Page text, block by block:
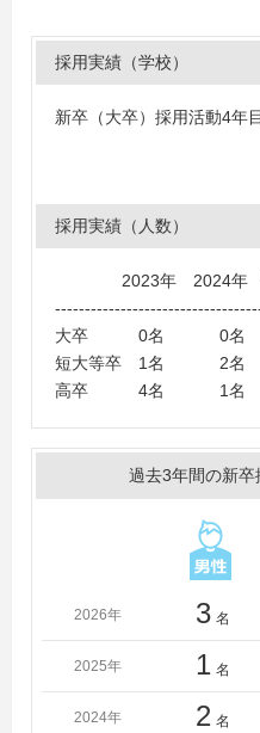
採用実績（学校）
新卒（大卒）採用活動4年目
採用実績（人数）
2023年 2024年
大卒 0名 0
短大等卒 1名
高卒 4名 1
過去3年間の新卒
2026年 3 名
2025年 1 名
2024年 2 名